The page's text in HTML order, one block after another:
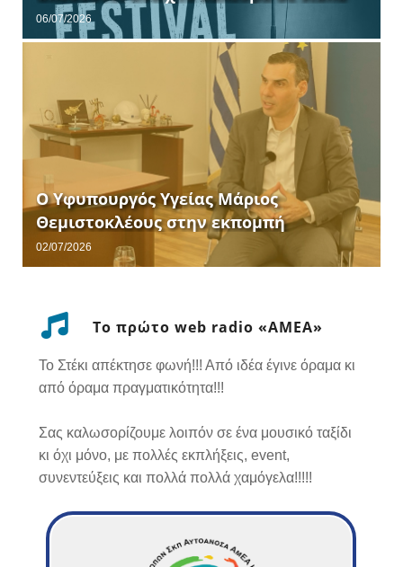
up comedians.
06/07/2026
Ο Υφυπουργός Υγείας Μάριος
Θεμιστοκλέους στην εκπομπή
“Καλημέρα Ελλάδα”.
02/07/2026
Το πρώτο web radio «ΑΜΕΑ»
Το Στέκι απέκτησε φωνή!!! Από ιδέα έγινε όραμα κι
από όραμα πραγματικότητα!!!
Σας καλωσορίζουμε λοιπόν σε ένα μουσικό ταξίδι
κι όχι μόνο, με πολλές εκπλήξεις, event,
συνεντεύξεις και πολλά πολλά χαμόγελα!!!!!